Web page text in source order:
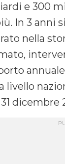
e 300
In 3 anni
nella
livello
dicembre